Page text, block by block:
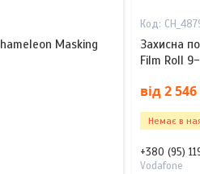
Masking
Захисна
Film Roll
від 2
Немає в
+380 (95)
Vodafone